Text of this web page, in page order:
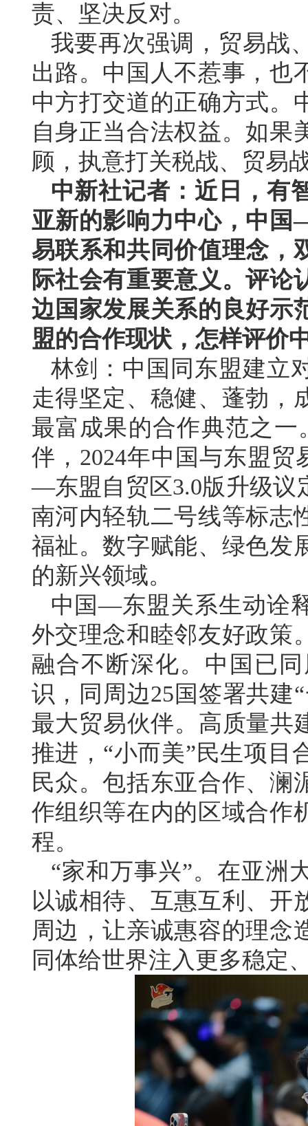
责、坚决反对。
我要再次强调，贸易战
出路。中国人不惹事，也
中方打交道的正确方式。
自身正当合法权益。如果
顾，执意打关税战、贸易
中新社记者：近日，有
亚新的影响力中心，中
易联系和共同价值理念，
际社会有重要意义。评论
边国家发展关系的良好示
盟的合作现状，怎样评价
林剑：中国同东盟建立
走得坚定、稳健、蓬勃，
最富成果的合作典范之
伴，2024年中国与东盟贸
—东盟自贸区3.0版升级议
南河内轻轨二号线等标志
福祉。数字赋能、绿色发
的新兴领域。
中国—东盟关系生动诠
外交理念和睦邻友好政策
融合不断深化。中国已
识，同周边25国签署共建
最大贸易伙伴。高质量共
推进，“小而美”民生项目
民众。包括东亚合作、
作组织等在内的区域合作
程。
“家和万事兴”。在亚洲
以诚相待、互惠互利、开
周边，让亲诚惠容的理念
同体给世界注入更多稳定